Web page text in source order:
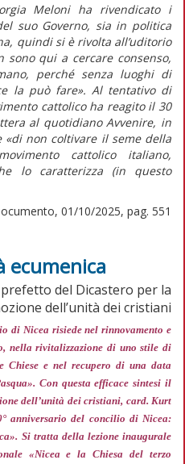
Meloni ha rivendicato i
suo Governo, sia in politica
quindi si è rivolta all’uditorio
sono qui a cercare consenso,
perché senza luoghi di
la può fare». Al tentativo di
cattolico ha reagito il 30
al quotidianoAvvenire, in
«di non coltivare il seme della
cattolico italiano,
lo caratterizza (inquesto
01/10/2025, pag. 551
ecumenica
del Dicastero per la
dell’unità dei cristiani
di Nicea risiede nel rinnovamento e
nella rivitalizzazione di uno stile di
Chiese e nel recupero di una data
. Con questa efficace sintesi il
dell’unità dei cristiani, card. Kurt
anniversario del concilio di Nicea:
Si tratta della lezione inaugurale
«Nicea e la Chiesa del terzo